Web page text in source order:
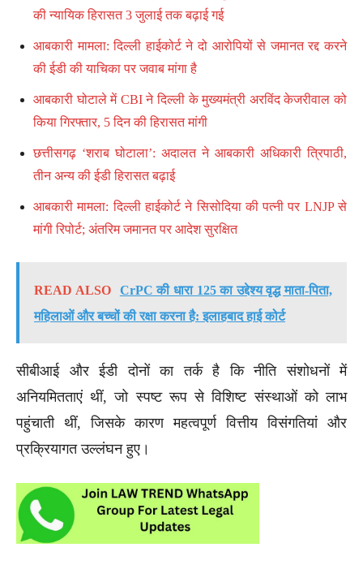
की न्यायिक हिरासत 3 जुलाई तक बढ़ाई गई
आबकारी मामला: दिल्ली हाईकोर्ट ने दो आरोपियों से जमानत रद्द करने
की ईडी की याचिका पर जवाब मांगा है
आबकारी घोटाले में CBI ने दिल्ली के मुख्यमंत्री अरविंद केजरीवाल को
किया गिरफ्तार, 5 दिन की हिरासत मांगी
छत्तीसगढ़ ‘शराब घोटाला’: अदालत ने आबकारी अधिकारी त्रिपाठी,
तीन अन्य की ईडी हिरासत बढ़ाई
आबकारी मामला: दिल्ली हाईकोर्ट ने सिसोदिया की पत्नी पर LNJP से
मांगी रिपोर्ट; अंतरिम जमानत पर आदेश सुरक्षित
READ ALSO
CrPC की धारा 125 का उद्देश्य वृद्ध माता-पिता,
महिलाओं और बच्चों की रक्षा करना है: इलाहबाद हाई कोर्ट
सीबीआई और ईडी दोनों का तर्क है कि नीति संशोधनों में
अनियमितताएं थीं, जो स्पष्ट रूप से विशिष्ट संस्थाओं को लाभ
पहुंचाती थीं, जिसके कारण महत्वपूर्ण वित्तीय विसंगतियां और
प्रक्रियागत उल्लंघन हुए।